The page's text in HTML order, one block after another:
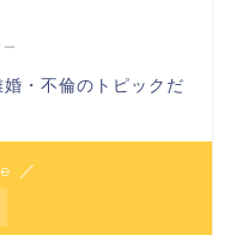
・不倫のトピックだ
／